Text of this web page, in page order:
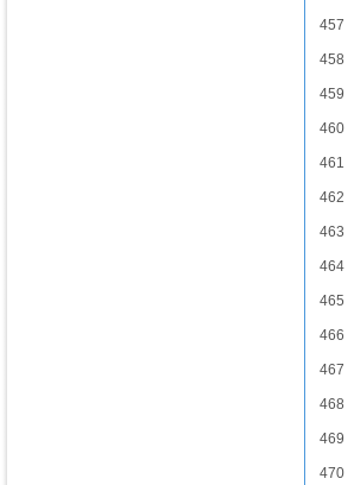
457
458
459
460
461
462
463
464
465
466
467
468
469
470